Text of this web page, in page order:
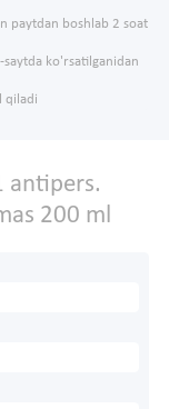
paytdan boshlab 2 soat
ko'rsatilganidan
qiladi
antipers.
200 ml